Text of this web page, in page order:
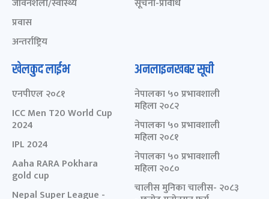
जीवनशैली/स्वास्थ्य
प्रवास
अन्तर्राष्ट्रिय
सूचना-प्रविधि
खेलकुद लाईभ
एनपीएल २०८१
ICC Men T20 World Cup
2024
IPL 2024
Aaha RARA Pokhara
gold cup
Nepal Super League -
अनलाइनखबर सूची
नेपालका ५० प्रभावशाली
महिला २०८२
नेपालका ५० प्रभावशाली
महिला २०८१
नेपालका ५० प्रभावशाली
महिला २०८०
चालीस मुनिका चालीस- २०८३